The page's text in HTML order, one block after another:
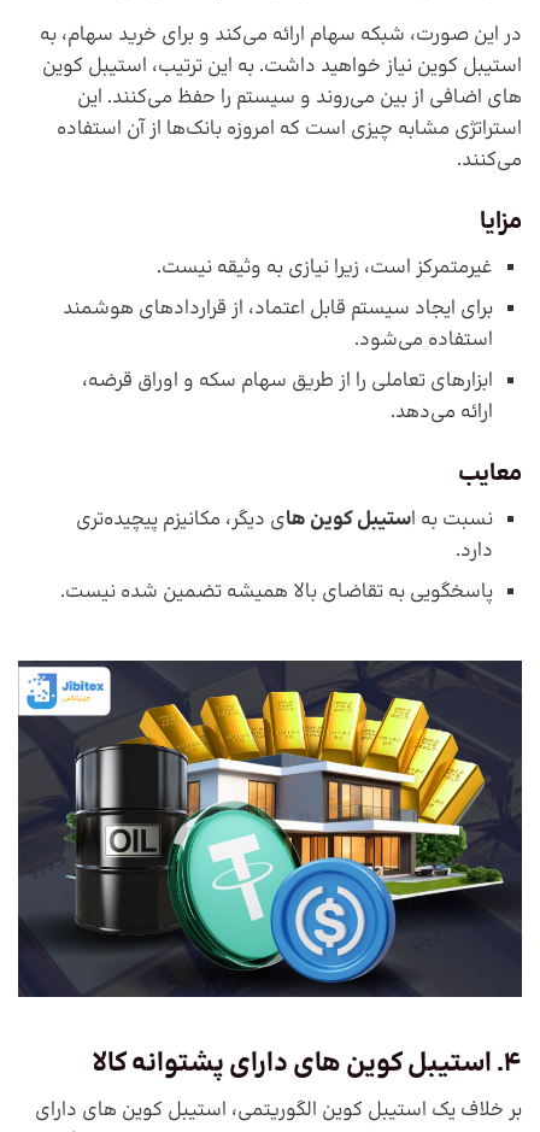
در این صورت، شبکه سهام ارائه می‌کند و برای خرید سهام، به
استیبل کوین نیاز خواهید داشت. به این ترتیب، استیبل کوین
های اضافی از بین می‌روند و سیستم را حفظ می‌کنند. این
استراتژی مشابه چیزی است که امروزه بانک‌ها از آن استفاده
می‌کنند.
مزایا
غیرمتمرکز است، زیرا نیازی به وثیقه نیست.
برای ایجاد سیستم قابل اعتماد، از قراردادهای هوشمند
استفاده می‌شود.
ابزارهای تعاملی را از طریق سهام سکه و اوراق قرضه،
ارائه می‌دهد.
معایب
نسبت به استیبل کوین های دیگر، مکانیزم پیچیده‌تری
دارد.
پاسخگویی به تقاضای بالا همیشه تضمین شده نیست.
4. استیبل کوین های دارای پشتوانه کالا
بر خلاف یک استیبل کوین الگوریتمی، استیبل کوین های دارای